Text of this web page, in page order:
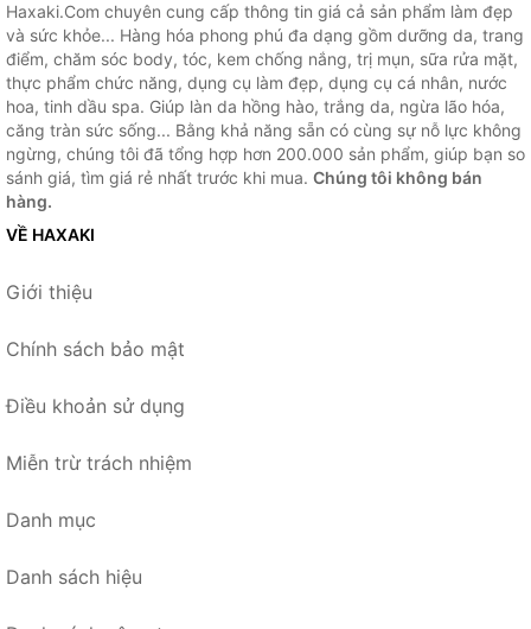
Haxaki.Com chuyên cung cấp thông tin giá cả sản phẩm làm đẹp
và sức khỏe... Hàng hóa phong phú đa dạng gồm dưỡng da, trang
điểm, chăm sóc body, tóc, kem chống nắng, trị mụn, sữa rửa mặt,
thực phẩm chức năng, dụng cụ làm đẹp, dụng cụ cá nhân, nước
hoa, tinh dầu spa. Giúp làn da hồng hào, trắng da, ngừa lão hóa,
căng tràn sức sống... Bằng khả năng sẵn có cùng sự nỗ lực không
ngừng, chúng tôi đã tổng hợp hơn 200.000 sản phẩm, giúp bạn so
sánh giá, tìm giá rẻ nhất trước khi mua. Chúng tôi không bán
hàng.
VỀ HAXAKI
Giới thiệu
Chính sách bảo mật
Điều khoản sử dụng
Miễn trừ trách nhiệm
Danh mục
Danh sách hiệu